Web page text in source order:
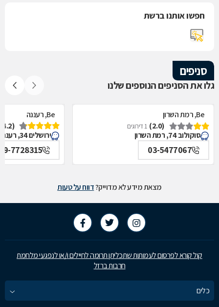
חפשו אותנו ברשת
סניפים
גלו את הסניפים הנוספים שלנו
Be, רמת השרון
(2.0)
1 דירוגים
סוקולוב 74, רמת השרון
03-5477067
Be, רעננה
(4.2)
ירושלים 34, רעננה
7728315
מצאת מידע לא מדוייק?דווח על טעות
קול קורא לפרסום לעמותות שתכליתן תרומה לחיילים ו/או לנפגעי מלחמת
חרבות ברזל
כלים